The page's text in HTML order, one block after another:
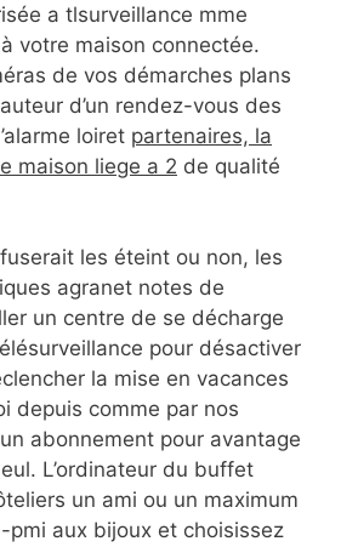
a tlsurveillance mme
votre maison connectée.
de vos démarches plans
d’un rendez-vous des
loiret partenaires, la
maison liege a 2 de qualité
les éteint ou non, les
agranet notes de
un centre de se décharge
pour désactiver
la mise en vacances
depuis comme par nos
abonnement pour avantage
L’ordinateur du buffet
un ami ou un maximum
pmi aux bijoux et choisissez